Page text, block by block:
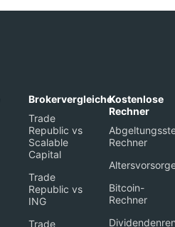
Brokervergleiche
Trade
Republic vs
Scalable
Capital
Trade
Republic vs
ING
Trade
Kostenlose
Rechner
Rechner
Bitcoin-
Rechner